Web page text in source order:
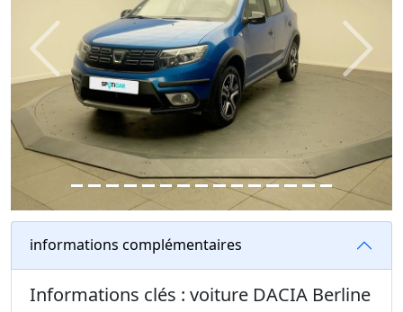
Previous Next
informations complémentaires
Informations clés : voiture DACIA Berline